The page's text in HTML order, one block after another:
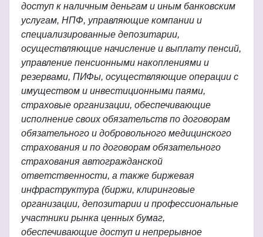
доступ к наличным деньгам и иным банковским
услугам, НПФ, управляющие компании и
специализированные депозитарии,
осуществляющие начисление и выплату пенсий,
управление пенсионными накоплениями и
резервами, ПИФы, осуществляющие операции с
имуществом и инвестиционными паями,
страховые организации, обеспечивающие
исполнение своих обязательств по договорам
обязательного и добровольного медицинского
страхования и по договорам обязательного
страхования автогражданской
ответственности, а также биржевая
инфраструктура (биржи, клиринговые
организации, депозитарии и профессиональные
участники рынка ценных бумаг,
обеспечивающие доступ и непрерывное